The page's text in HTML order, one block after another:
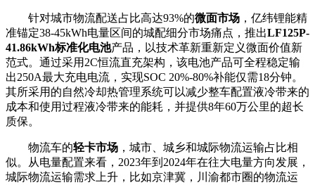
针对城市物流配送占比高达93%的微面市场 ，亿纬锂能精
准锚定38-45kWh电量区间的城配细分市场痛点，推出LF125P-
41.86kWh标准化电池产品，以技术革新重新定义微面价值新
范式。通过采用2C恒流直充架构，该电池产品可全程稳定输
出250A最大充电电流，实现SOC 20%-80%补能仅需18分钟。
其所采用的自然冷却热管理系统可以减少整车配置液冷带来的
成本和使用过程液冷带来的能耗，并提供8年60万公里的超长
质保。
物流车的轻卡市场 ，城市、城乡和城际物流运输占比相
似。从电量配置来看，2023年到2024年在往大电量方向发展，
城际物流运输需求上升，比如京津冀，川渝都市圈的物流运